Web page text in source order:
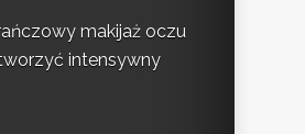
makijaż oczu
intensywny